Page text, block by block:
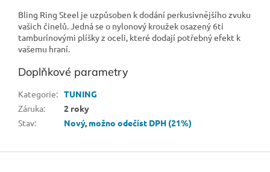
Bling Ring Steel je uzpůsoben k dodání perkusivnějšího zvuku
vašich činelů. Jedná se o nylonový kroužek osazený 6ti
tamburínovými plíšky z oceli, které dodají potřebný efekt k
vašemu hraní.
Doplňkové parametry
Kategorie: TUNING
Záruka:
2 roky
Stav: Nový, možno odečíst DPH (21%)
Z